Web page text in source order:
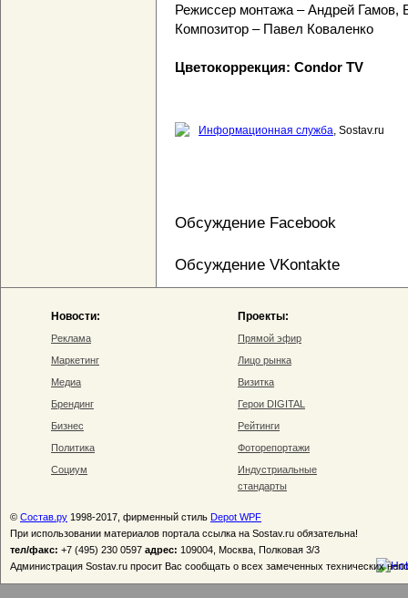
Режиссер монтажа – Андрей Гамов,
Композитор – Павел Коваленко
Цветокоррекция: Condor TV
Информационная служба, Sostav.ru
Обсуждение Facebook
Обсуждение VKontakte
Новости:
Реклама
Маркетинг
Медиа
Брендинг
Бизнес
Политика
Социум
Проекты:
Прямой эфир
Лицо рынка
Визитка
Герои DIGITAL
Рейтинги
Фоторепортажи
Индустриальные
стандарты
© Состав.ру 1998-2017, фирменный стиль Depot WPF
При использовании материалов портала ссылка на Sostav.ru обязательна!
тел/факс: +7 (495) 230 0597 адрес: 109004, Москва, Полковая 3/3
Администрация Sostav.ru просит Вас сообщать о всех замеченных технических